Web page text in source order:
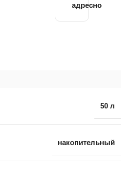
адресно
50 л
накопительный